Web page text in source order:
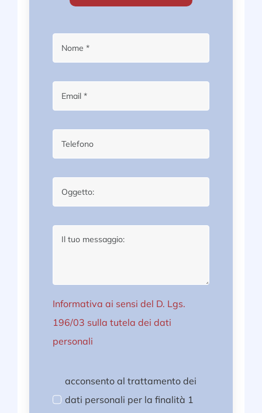
Informativa ai sensi del D. Lgs.
196/03 sulla tutela dei dati
personali
acconsento al trattamento dei
dati personali per la finalità 1